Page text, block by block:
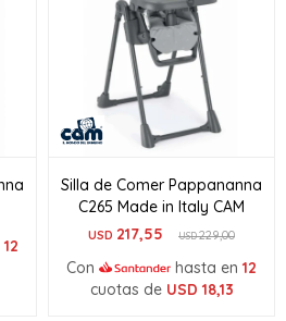
12
Silla de Comer Pappananna
C265 Made in Italy CAM
USD 217,55 USD229,00
Con hasta en 12
cuotas de USD 18,13